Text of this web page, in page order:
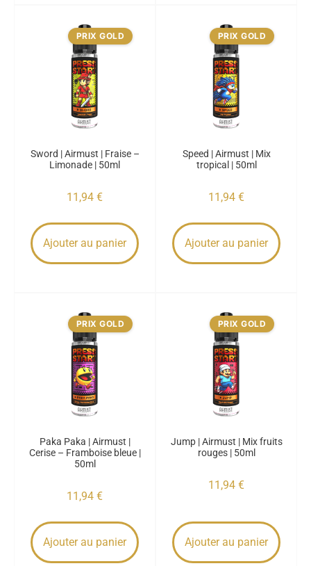
PRIX GOLD
Sword | Airmust | Fraise –
Limonade | 50ml
11,94 €
Ajouter au panier
PRIX GOLD
Speed | Airmust | Mix
tropical | 50ml
11,94 €
Ajouter au panier
PRIX GOLD
Paka Paka | Airmust |
Cerise – Framboise bleue |
50ml
11,94 €
Ajouter au panier
PRIX GOLD
Jump | Airmust | Mix fruits
rouges | 50ml
11,94 €
Ajouter au panier